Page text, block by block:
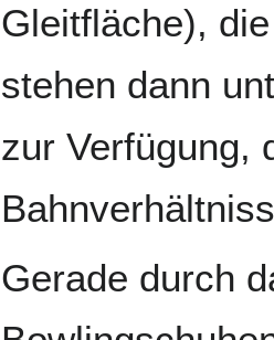
Gleitfläche),
stehen dann
zur Verfügung,
Gerade durch